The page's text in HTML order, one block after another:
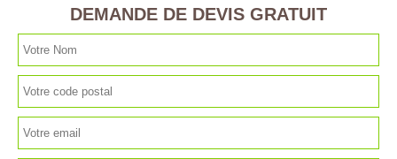
DEMANDE DE DEVIS GRATUIT